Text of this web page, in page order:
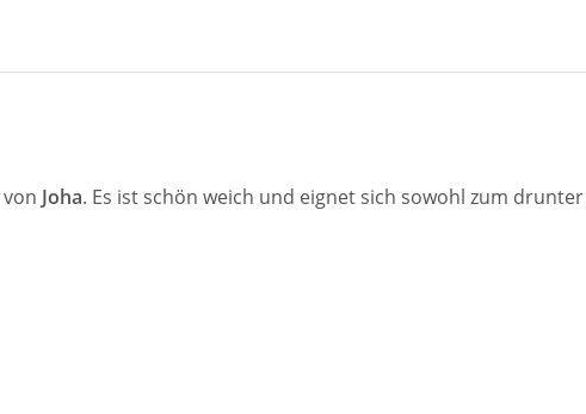
von Joha. Es ist schön weich und eignet sich sowohl zum